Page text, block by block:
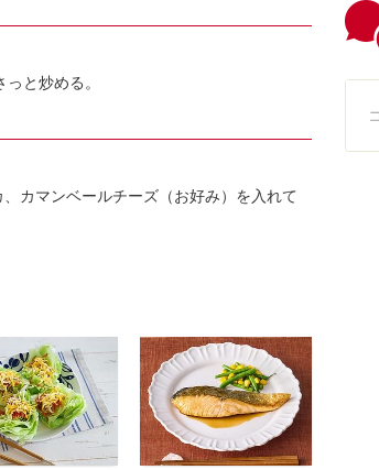
と炒める。
カマンベールチーズ（お好み）を入れて